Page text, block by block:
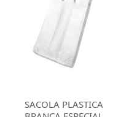
SACOLA PLASTICA